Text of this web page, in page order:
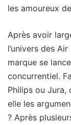
les amoureux
Après avoir
l’univers des
marque se
concurrentiel.
Philips ou
elle les
? Après